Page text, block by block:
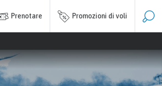
Prenotare Promozioni di voli